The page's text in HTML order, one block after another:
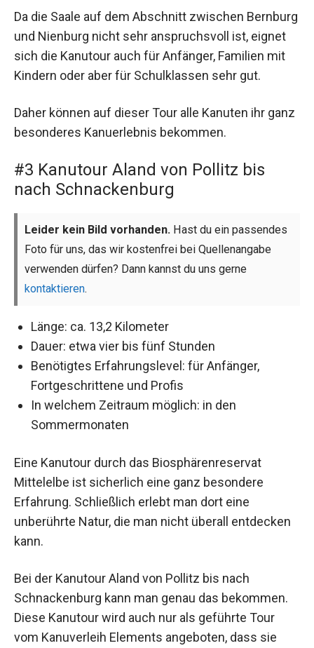
Da die Saale auf dem Abschnitt zwischen Bernburg
und Nienburg nicht sehr anspruchsvoll ist, eignet
sich die Kanutour auch für Anfänger, Familien mit
Kindern oder aber für Schulklassen sehr gut.
Daher können auf dieser Tour alle Kanuten ihr ganz
besonderes Kanuerlebnis bekommen.
#3 Kanutour Aland von Pollitz bis
nach Schnackenburg
Leider kein Bild vorhanden. Hast du ein passendes
Foto für uns, das wir kostenfrei bei Quellenangabe
verwenden dürfen? Dann kannst du uns gerne
kontaktieren.
Länge: ca. 13,2 Kilometer
Dauer: etwa vier bis fünf Stunden
Benötigtes Erfahrungslevel: für Anfänger,
Fortgeschrittene und Profis
In welchem Zeitraum möglich: in den
Sommermonaten
Eine Kanutour durch das Biosphärenreservat
Mittelelbe ist sicherlich eine ganz besondere
Erfahrung. Schließlich erlebt man dort eine
unberührte Natur, die man nicht überall entdecken
kann.
Bei der Kanutour Aland von Pollitz bis nach
Schnackenburg kann man genau das bekommen.
Diese Kanutour wird auch nur als geführte Tour
vom Kanuverleih Elements angeboten, dass sie